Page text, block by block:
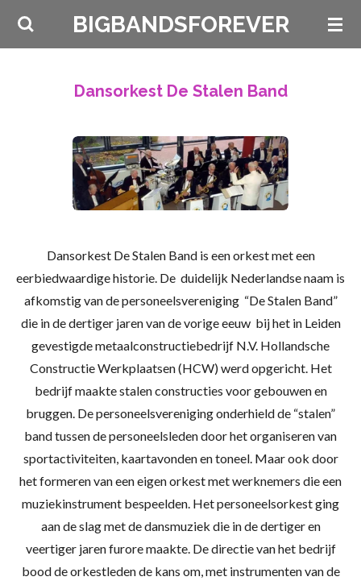
Ga
BIGBANDSFOREVER
Dansorkest De Stalen Band
Dansorkest De Stalen Band is een orkest met een
eerbiedwaardige historie. De duidelijk Nederlandse naam is
afkomstig van de personeelsvereniging “De Stalen Band”
die in de dertiger jaren van de vorige eeuw bij het in Leiden
gevestigde metaalconstructiebedrijf N.V. Hollandsche
Constructie Werkplaatsen (HCW) werd opgericht. Het
bedrijf maakte stalen constructies voor gebouwen en
bruggen. De personeelsvereniging onderhield de “stalen”
band tussen de personeelsleden door het organiseren van
sportactiviteiten, kaartavonden en toneel. Maar ook door
het formeren van een eigen orkest met werknemers die een
muziekinstrument bespeelden. Het personeelsorkest ging
aan de slag met de dansmuziek die in de dertiger en
veertiger jaren furore maakte. De directie van het bedrijf
bood de orkestleden de kans om, met instrumenten van de